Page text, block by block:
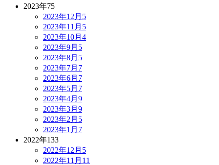
2023年75
2023年12月 5
2023年11月 5
2023年10月 4
2023年9月 5
2023年8月 5
2023年7月 7
2023年6月 7
2023年5月 7
2023年4月 9
2023年3月 9
2023年2月 5
2023年1月 7
2022年133
2022年12月 5
2022年11月 11